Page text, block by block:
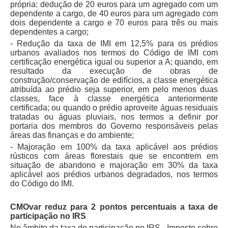
própria: dedução de 20 euros para um agregado com um
dependente a cargo, de 40 euros para um agregado com
dois dependente a cargo e 70 euros para três ou mais
dependentes a cargo;
- Redução da taxa de IMI em 12,5% para os prédios
urbanos avaliados nos termos do Código de IMI com
certificação energética igual ou superior a A; quando, em
resultado da execução de obras de
construção/conservação de edifícios, a classe energética
atribuída ao prédio seja superior, em pelo menos duas
classes, face à classe energética anteriormente
certificada; ou quando o prédio aproveite águas residuais
tratadas ou águas pluviais, nos termos a definir por
portaria dos membros do Governo responsáveis pelas
áreas das finanças e do ambiente;
- Majoração em 100% da taxa aplicável aos prédios
rústicos com áreas florestais que se encontrem em
situação de abandono e majoração em 30% da taxa
aplicável aos prédios urbanos degradados, nos termos
do Código do IMI.
CMOvar reduz para 2 pontos percentuais a taxa de
participação no IRS